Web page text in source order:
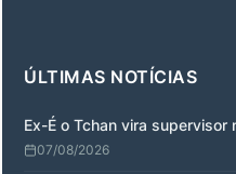
ÚLTIMAS NOTÍCIAS
Ex-É o Tchan vira supervisor
07/08/2026